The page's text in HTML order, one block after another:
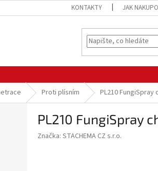
KONTAKTY JAK
Proti plísním PL210 FungiSpray
PL210 FungiSpray
Značka: STACHEMA CZ s.r.o.